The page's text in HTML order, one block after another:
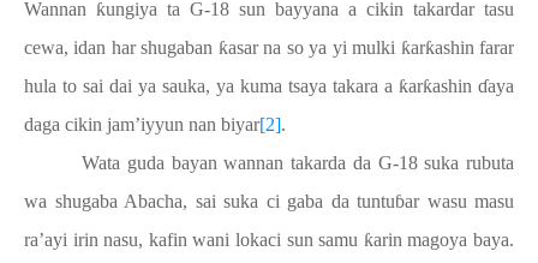
Wannan ƙungiya ta G-18 sun bayyana a cikin takardar tasu
cewa, idan har shugaban ƙasar na so ya yi mulki ƙarƙashin farar
hula to sai dai ya sauka, ya kuma tsaya takara a ƙarƙashin ɗaya
daga cikin jam’iyyun nan biyar[2].
Wata guda bayan wannan takarda da G-18 suka rubuta
wa shugaba Abacha, sai suka ci gaba da tuntuɓar wasu masu
ra’ayi irin nasu, kafin wani lokaci sun samu ƙarin magoya baya.